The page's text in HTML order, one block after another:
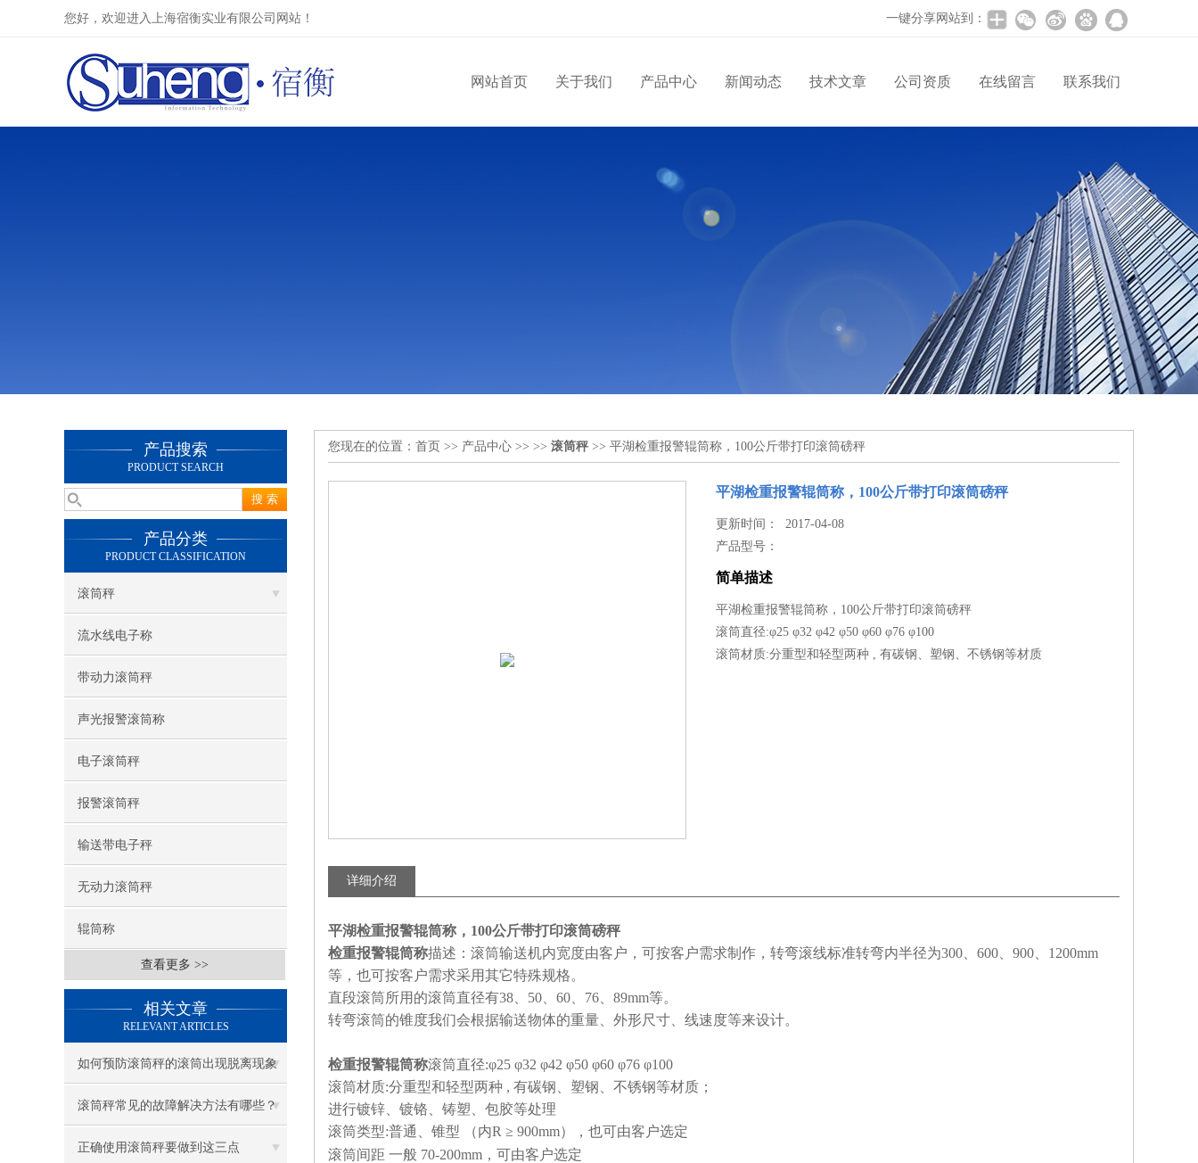
您好，欢迎进入上海宿衡实业有限公司网站！ 一键分享网站到：
网站首页 关于我们 产品中心 新闻动态 技术文章 公司资质 在线留言 联系我们
产品搜索
PRODUCT SEARCH
产品分类
PRODUCT CLASSIFICATION
滚筒秤
流水线电子称
带动力滚筒秤
声光报警滚筒称
电子滚筒秤
报警滚筒秤
输送带电子秤
无动力滚筒秤
辊筒称
查看更多 >>
相关文章
RELEVANT ARTICLES
如何预防滚筒秤的滚筒出现脱离现象
滚筒秤常见的故障解决方法有哪些？
正确使用滚筒秤要做到这三点
您现在的位置： 首页 >> 产品中心 >> >> 滚筒秤 >> 平湖检重报警辊筒称，100公斤带打印滚筒磅秤
平湖检重报警辊筒称，100公斤带打印滚筒磅秤
更新时间： 2017-04-08
产品型号：
简单描述
平湖检重报警辊筒称，100公斤带打印滚筒磅秤
滚筒直径:φ25 φ32 φ42 φ50 φ60 φ76 φ100
滚筒材质:分重型和轻型两种 , 有碳钢、塑钢、不锈钢等材质
详细介绍
平湖检重报警辊筒称，100公斤带打印滚筒磅秤
检重报警辊筒称描述：滚筒输送机内宽度由客户，可按客户需求制作，转弯滚线标准转弯内半径为300 600 900
1200mm
等，也可按客户需求采用其它特殊规格。
直段滚筒所用的滚筒直径有38 50 60 76 89mm等。
转弯滚筒的锥度我们会根据输送物体的重量、外形尺寸、线速度等来设计。
检重报警辊筒称滚筒直径:φ25 φ32 φ42 φ50 φ60 φ76 φ100
滚筒材质:分重型和轻型两种 , 有碳钢、塑钢、不锈钢等材质；
进行镀锌、镀铬、铸塑、包胶等处理
滚筒类型:普通、锥型 （内R ≥ 900mm），也可由客户选定
滚筒间距 一般 70-200mm ，可由客户选定